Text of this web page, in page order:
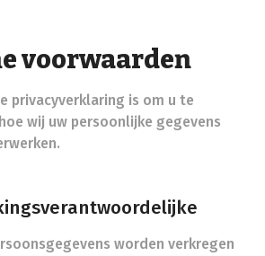
voorwaarden
privacyverklaring is om u te
wij uw persoonlijke gegevens
worden verkregen